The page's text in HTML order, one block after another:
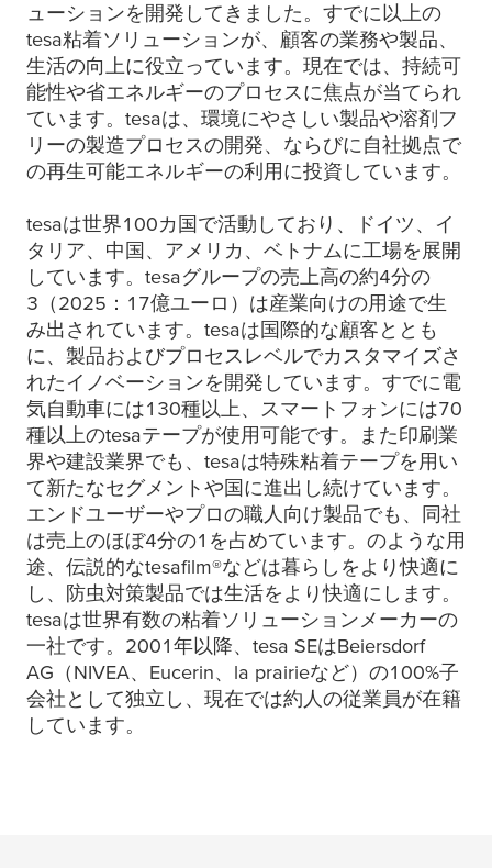
ューションを開発してきました。すでに以上の
tesa粘着ソリューションが、顧客の業務や製品、
生活の向上に役立っています。現在では、持続可
能性や省エネルギーのプロセスに焦点が当てられ
ています。 tesaは、環境にやさしい製品や溶剤フ
リーの製造プロセスの開発、ならびに自社拠点で
の再生可能エネルギーの利用に投資しています。
tesaは世界100カ国で活動しており、ドイツ、イ
タリア、中国、アメリカ、ベトナムに工場を展開
しています。 tesaグループの売上高の約4分の
3（2025：17億ユーロ）は産業向けの用途で生
み出されています。 tesaは国際的な顧客ととも
に、製品およびプロセスレベルでカスタマイズさ
れたイノベーションを開発しています。すでに電
気自動車には130種以上、スマートフォンには70
種以上のtesaテープが使用可能です。また印刷業
界や建設業界でも、 tesaは特殊粘着テープを用い
て新たなセグメントや国に進出し続けています。
エンドユーザーやプロの職人向け製品でも、同社
は売上のほぼ4分の1を占めています。のような用
途、伝説的なtesafilm®などは暮らしをより快適に
し、防虫対策製品では生活をより快適にします。
tesaは世界有数の粘着ソリューションメーカーの
一社です。2001年以降、 tesa SEはBeiersdorf
AG（NIVEA、Eucerin、la prairieなど）の100%子
会社として独立し、現在では約人の従業員が在籍
しています。